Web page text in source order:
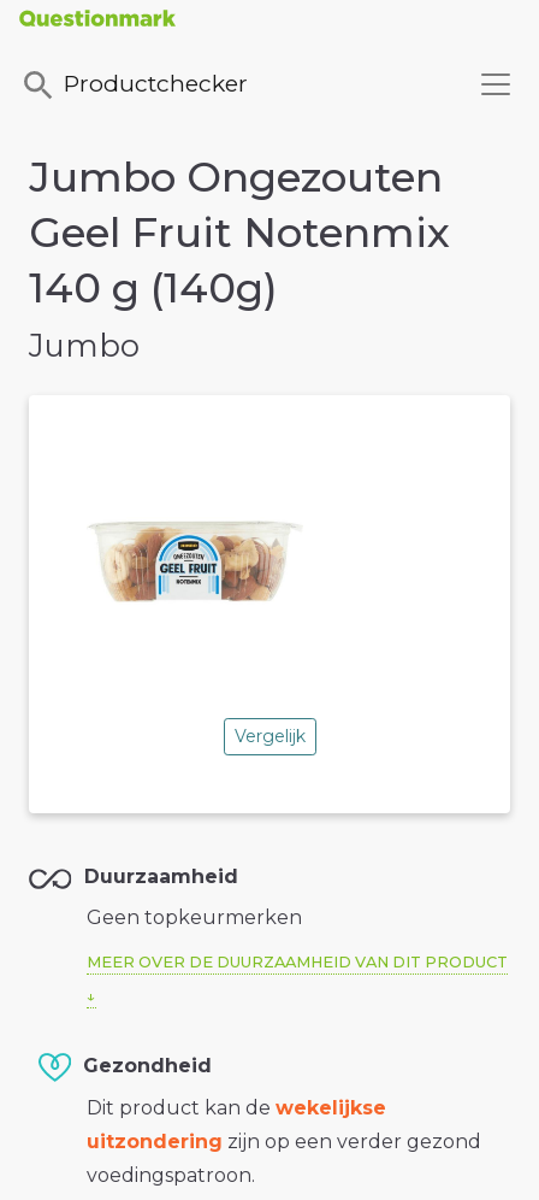
Productchecker
Jumbo Ongezouten
Geel Fruit Notenmix
140 g (140g)
Jumbo
Vergelijk
Duurzaamheid
Geen topkeurmerken
MEER OVER DE DUURZAAMHEID VAN DIT PRODUCT
Gezondheid
Dit product kan de wekelijkse
uitzondering zijn op een verder gezond
voedingspatroon.